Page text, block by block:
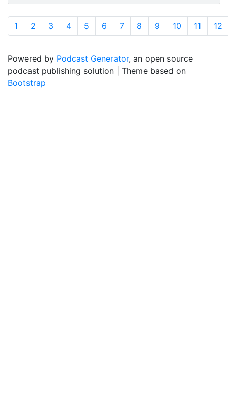
1 2 3 4 5 6 7 8 9 10 11 12
Powered by Podcast Generator, an open source
podcast publishing solution | Theme based on
Bootstrap